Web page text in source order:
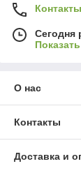
Контакты
Сегодня
О нас
Контакты
Доставка и